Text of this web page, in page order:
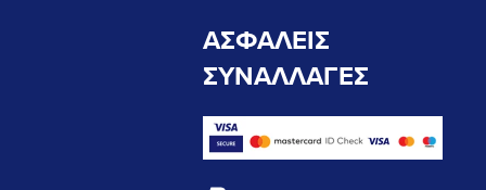
ΑΣΦΑΛΕΙΣ
ΣΥΝΑΛΛΑΓΕΣ